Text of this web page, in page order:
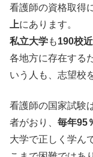
看護師の資格取得
上にあります。
私立大学も190校近
各地方に存在する
いう人も、志望校
看護師の国家試験
者がおり、 毎年95
大学で正しく学ん